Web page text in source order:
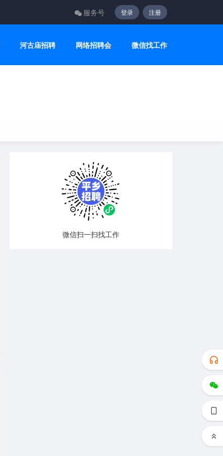
服务号 登录 注册
河古庙招聘 网络招聘会 微信找工作
微信扫一扫找工作